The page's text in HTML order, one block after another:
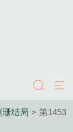
珊结局 > 第1453